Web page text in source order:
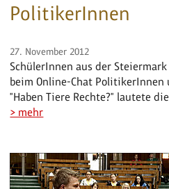
PolitikerInnen
27. November 2012
SchülerInnen aus der
beim Online-Chat
"Haben Tiere Rechte?" lautete
> mehr